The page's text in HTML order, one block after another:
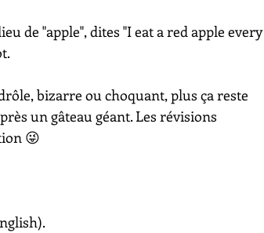
de "apple", dites "I eat a red apple every
drôle, bizarre ou choquant, plus ça reste
un gâteau géant. Les révisions
😜​